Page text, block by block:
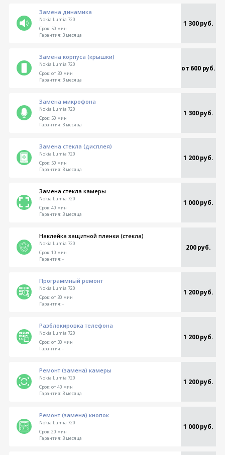
Замена динамика
Nokia Lumia 720 1 300 руб.
Срок:50 мин
Гарантия:3 месяца
Замена корпуса (крышки)
Nokia Lumia 720 от 600 руб.
Срок:от 30 мин
Гарантия:3 месяца
Замена микрофона
Nokia Lumia 720 1 300 руб.
Срок:50 мин
Гарантия:3 месяца
Замена стекла (дисплея)
Nokia Lumia 720 1 200 руб.
Срок:50 мин
Гарантия:3 месяца
Замена стекла камеры
Nokia Lumia 720 1 000 руб.
Срок:40 мин
Гарантия:3 месяца
Наклейка защитной пленки (стекла)
Nokia Lumia 720 200 руб.
Срок:10 мин
Гарантия:-
Программный ремонт
Nokia Lumia 720 1 200 руб.
Срок:от 30 мин
Гарантия:-
Разблокировка телефона
Nokia Lumia 720 1 200 руб.
Срок:от 30 мин
Гарантия:-
Ремонт (замена) камеры
Nokia Lumia 720 1 200 руб.
Срок:от 40 мин
Гарантия:3 месяца
Ремонт (замена) кнопок
Nokia Lumia 720 1 000 руб.
Срок:20 мин
Гарантия:3 месяца